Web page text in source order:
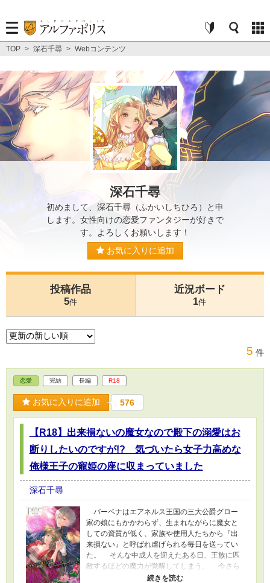
TOP > 深石千尋 > Webコンテンツ
深石千尋
初めまして、深石千尋（ふかいしちひろ）と申
します。女性向けの恋愛ファンタジーが好きで
す。よろしくお願いします！
お気に入りに追加
投稿作品
5件
近況ボード
1件
5 件
恋愛 完結 長編 R18
お気に入りに追加 576
【R18】出来損ないの魔女なので殿下の溺愛はお
断りしたいのですが!? 気づいたら女子力高めな
俺様王子の寵姫の座に収まっていました
深石千尋
バーベナはエアネルス王国の三大公爵グロー
家の娘にもかかわらず、生まれながらに魔女と
しての資質が低く、家族や使用人たちから『出
来損ない』と呼ばれ虐げられる毎日を送ってい
た。 そんな中成人を迎えたある日、王族に匹
敵するほどの魔力が覚醒してしまう。 今さら
みんなから認められたいと思わないバーベナ